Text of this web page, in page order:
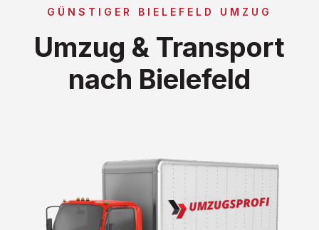
GÜNSTIGER BIELEFELD UMZUG
Umzug & Transport
nach Bielefeld